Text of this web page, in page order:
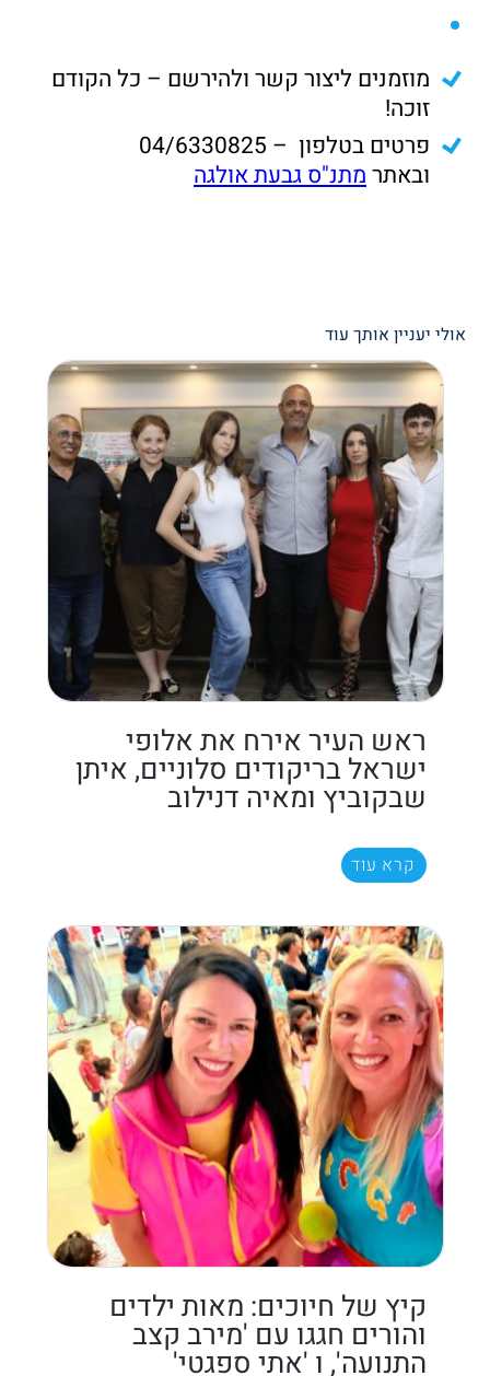
מוזמנים ליצור קשר ולהירשם – כל הקודם
זוכה!
ובאתרמתנ"ס גבעת אולגה
אולי יעניין אותך עוד
ראש העיר אירח את אלופי
ישראל בריקודים סלוניים, איתן
שבקוביץ ומאיה דנילוב
קרא עוד
קיץ של חיוכים: מאות ילדים
והורים חגגו עם 'מירב קצב
התנועה', ו 'אתי ספגטי'